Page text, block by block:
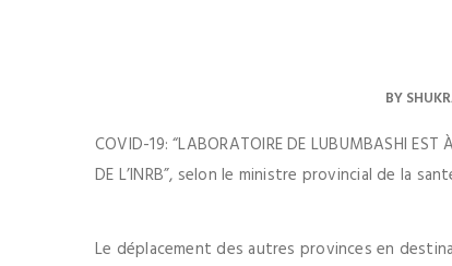
BY
COVID-19: “LABORATOIRE DE LUBUMBASHI EST
DE L’INRB”, selon le ministre provincial de la
Le déplacement des autres provinces en